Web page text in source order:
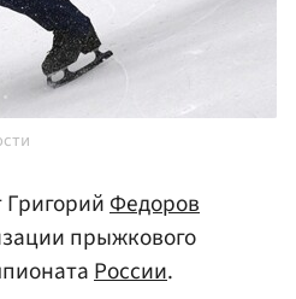
Федоров
прыжкового
России.